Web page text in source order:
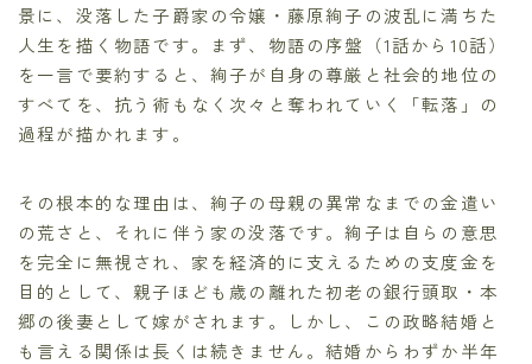
景に、没落した子爵家の令嬢・藤原絢子の波乱に満ちた
人生を描く物語です。まず、物語の序盤（1話から10話）
を一言で要約すると、絢子が自身の尊厳と社会的地位の
すべてを、抗う術もなく次々と奪われていく「転落」の
過程が描かれます。
その根本的な理由は、絢子の母親の異常なまでの金遣い
の荒さと、それに伴う家の没落です。絢子は自らの意思
を完全に無視され、家を経済的に支えるための支度金を
目的として、親子ほども歳の離れた初老の銀行頭取・本
郷の後妻として嫁がされます。しかし、この政略結婚と
も言える関係は長くは続きません。結婚からわずか半年